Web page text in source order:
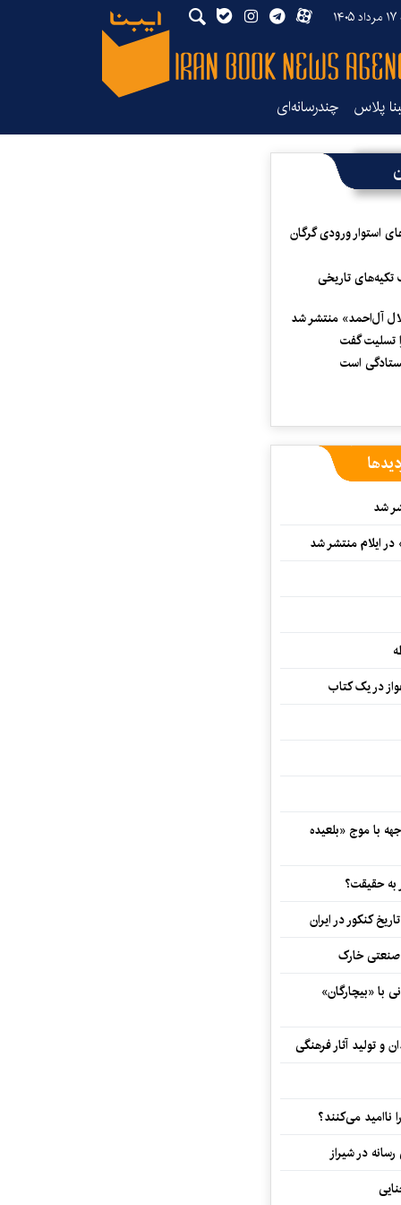
پلاس چندرسانه‌ای
استوار ورودی گرگان
تکیه‌های تاریخی
آل‌احمد» منتشر شد
تسلیت گفت
است
شد
ایلام منتشر شد
در یک کتاب
با موج «بلعیده
به حقیقت؟
کنکور در ایران
صنعتی خارک
با «بیچارگان»
و تولید آثار فرهنگی
ناامید می‌کنند؟
در شیراز